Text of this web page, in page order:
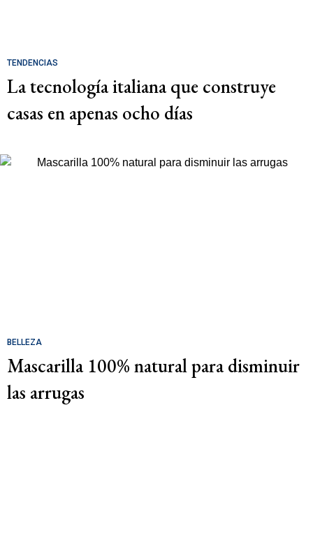
TENDENCIAS
La tecnología italiana que construye
casas en apenas ocho días
BELLEZA
Mascarilla 100% natural para disminuir
las arrugas